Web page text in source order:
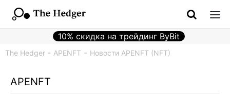
10% скидка на трейдинг ByBit
The Hedger APENFT Новости APENFT (NFT)
APENFT